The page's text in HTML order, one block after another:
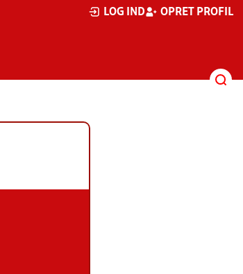
LOG IND OPRET PROFIL